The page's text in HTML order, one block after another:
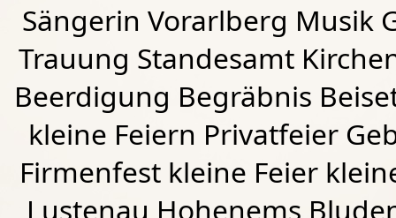
Sängerin Vorarlberg Musik
Trauung Standesamt
Beerdigung Begräbnis
kleine Feiern Privatfeier
Firmenfest kleine Feier
Lustenau Hohenems